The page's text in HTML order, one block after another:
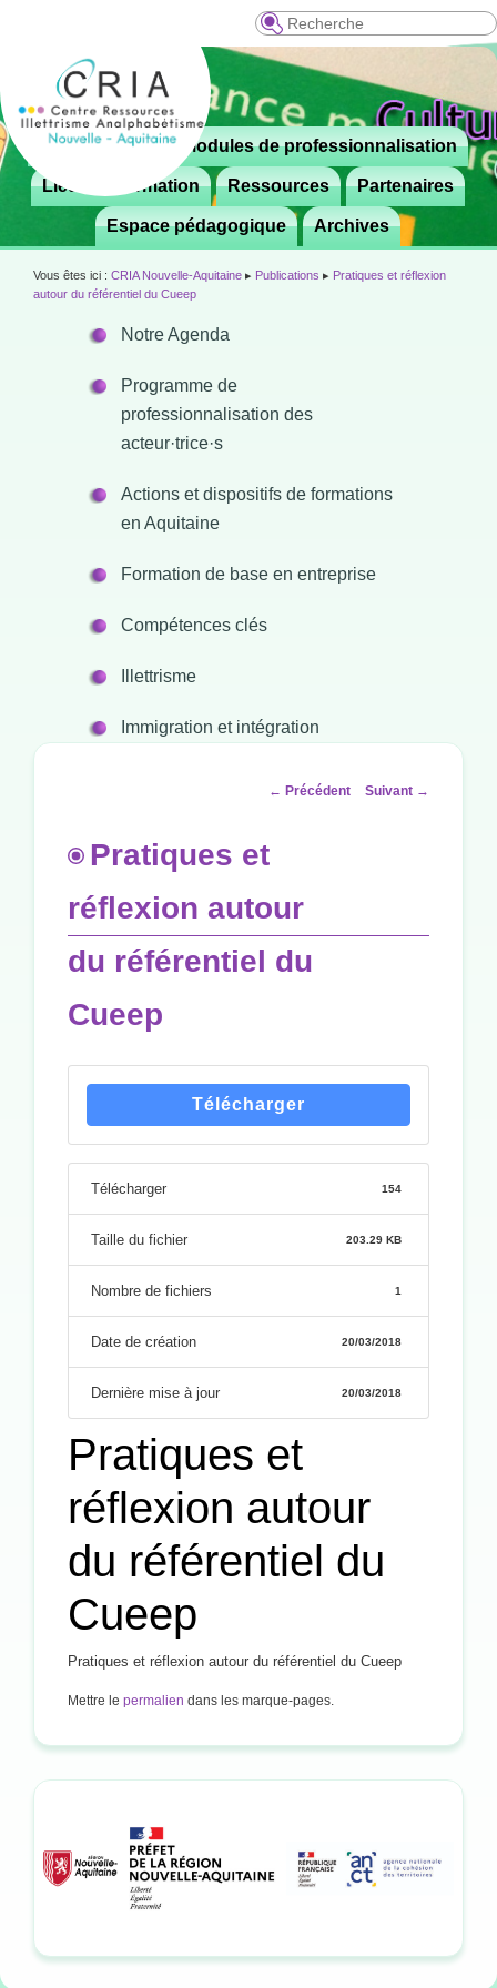
Recherche
Menu
principal
Aller
contenu
principal
 Le CRIA Modules de professionnalisation
Lieux de formation Ressources Partenaires
Espace pédagogique Archives
Vous êtes ici : CRIA Nouvelle-Aquitaine ▸ Publications ▸ Pratiques et réflexion
autour du référentiel du Cueep
Notre Agenda
Programme de
professionnalisation des
acteur·trice·s
Actions et dispositifs de formations
en Aquitaine
Formation de base en entreprise
Compétences clés
Illettrisme
Immigration et intégration
Navigation
← Précédent Suivant →
Pratiques et
réflexion autour
du référentiel du
Cueep
Télécharger
Télécharger 154
Taille du fichier 203.29 KB
Nombre de fichiers 1
Date de création 20/03/2018
Dernière mise à jour 20/03/2018
Pratiques et
réflexion autour
du référentiel du
Cueep
Pratiques et réflexion autour du référentiel du Cueep
Mettre le permalien dans les marque-pages.